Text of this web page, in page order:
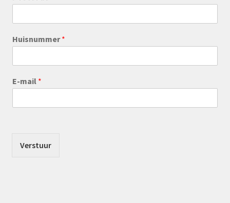
Huisnummer*
E-mail *
Verstuur